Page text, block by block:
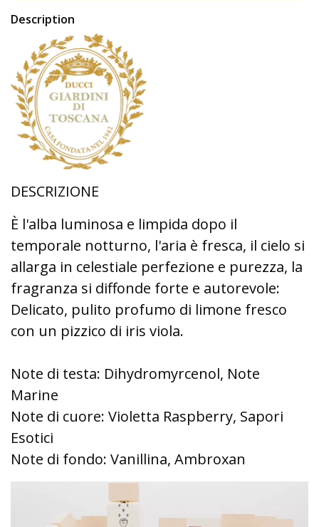
Description
DESCRIZIONE
È l'alba luminosa e limpida dopo il
temporale notturno, l'aria è fresca, il cielo si
allarga in celestiale perfezione e purezza, la
fragranza si diffonde forte e autorevole:
Delicato, pulito profumo di limone fresco
con un pizzico di iris viola.
Note di testa: Dihydromyrcenol, Note
Marine
Note di cuore: Violetta Raspberry, Sapori
Esotici
Note di fondo: Vanillina, Ambroxan